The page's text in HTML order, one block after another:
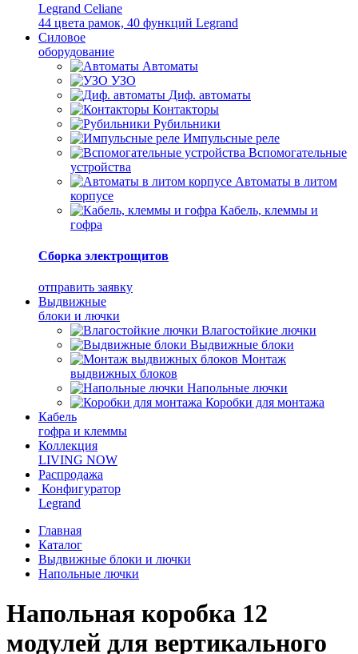
Legrand Celiane
44 цвета рамок, 40 функций Legrand
Силовое
оборудование
Автоматы
УЗО
Диф. автоматы
Контакторы
Рубильники
Импульсные реле
Вспомогательные
устройства
Автоматы в литом
корпусе
Кабель, клеммы и
гофра
Сборка электрощитов
отправить заявку
Выдвижные
блоки и лючки
Влагостойкие лючки
Выдвижные блоки
Монтаж
выдвижных блоков
Напольные лючки
Коробки для монтажа
Кабель
гофра и клеммы
Коллекция
LIVING NOW
Распродажа
Конфигуратор
Legrand
Главная
Каталог
Выдвижные блоки и лючки
Напольные лючки
Напольная коробка 12
модулей для вертикального